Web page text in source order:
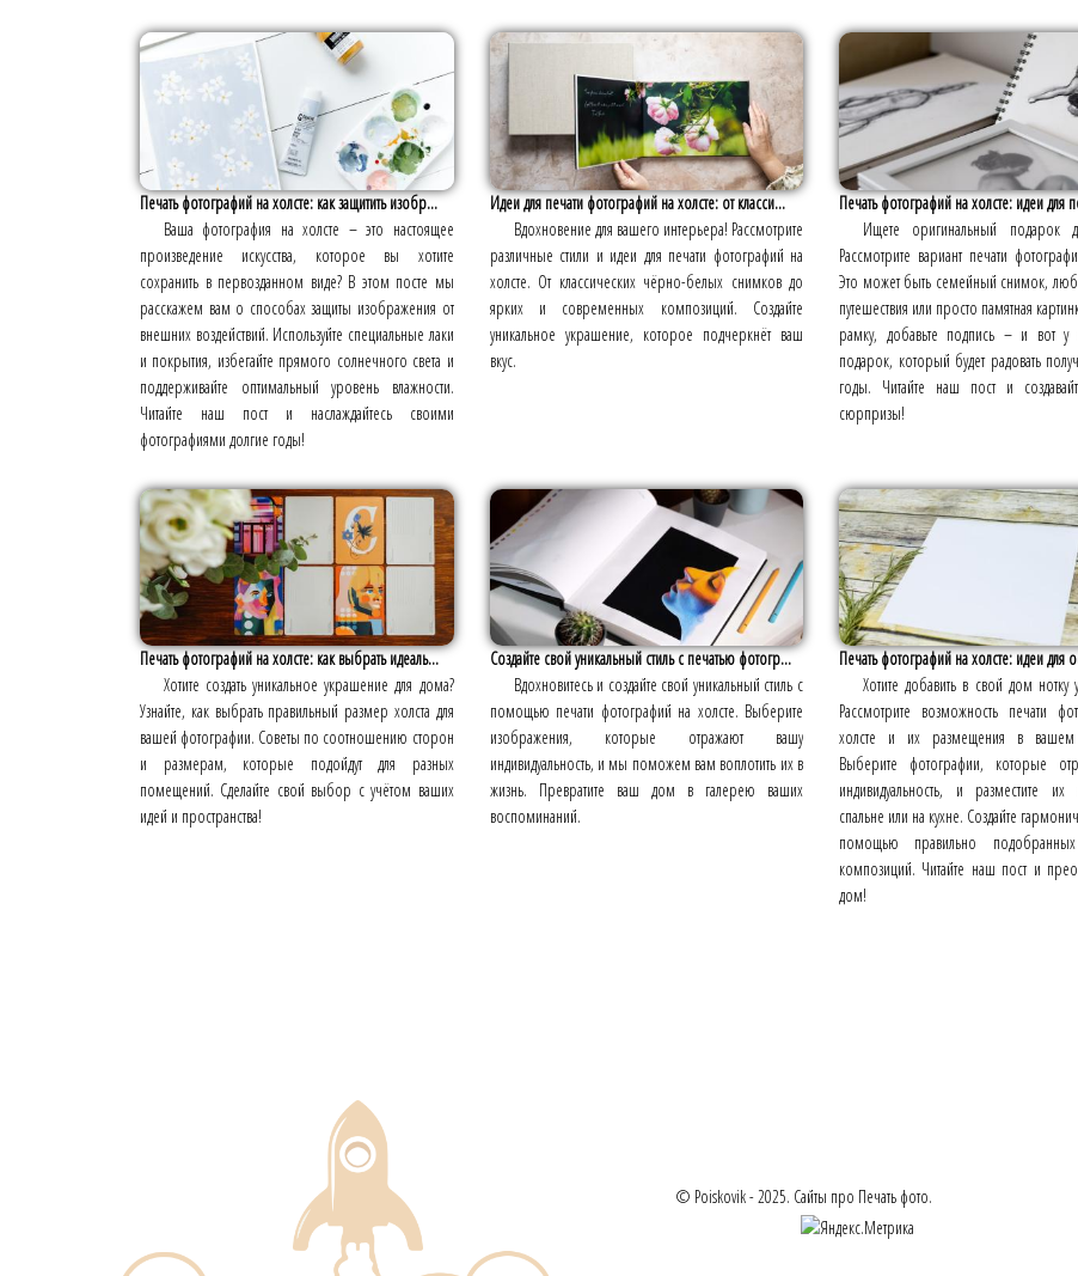
Печать фотографий на холсте: как защитить изобр...
Ваша фотография на холсте – это настоящее
произведение искусства, которое вы хотите
сохранить в первозданном виде? В этом посте мы
расскажем вам о способах защиты изображения от
внешних воздействий. Используйте специальные лаки
и покрытия, избегайте прямого солнечного света и
поддерживайте оптимальный уровень влажности.
Читайте наш пост и наслаждайтесь своими
фотографиями долгие годы!
Идеи для печати фотографий на холсте: от класси...
Вдохновение для вашего интерьера! Рассмотрите
различные стили и идеи для печати фотографий на
холсте. От классических чёрно-белых снимков до
ярких и современных композиций. Создайте
уникальное украшение, которое подчеркнёт ваш
вкус.
Печать фотографий на холсте: идеи для
Ищете оригинальный подарок
Рассмотрите вариант печати
Это может быть семейный снимок,
путешествия или просто памятная
рамку, добавьте подпись – и вот у
подарок, который будет радовать
годы. Читайте наш пост и
сюрпризы!
Печать фотографий на холсте: как выбрать идеаль...
Хотите создать уникальное украшение для дома?
Узнайте, как выбрать правильный размер холста для
вашей фотографии. Советы по соотношению сторон
и размерам, которые подойдут для разных
помещений. Сделайте свой выбор с учётом ваших
идей и пространства!
Создайте свой уникальный стиль с печатью фотогр...
Вдохновитесь и создайте свой уникальный стиль с
помощью печати фотографий на холсте. Выберите
изображения, которые отражают вашу
индивидуальность, и мы поможем вам воплотить их в
жизнь. Превратите ваш дом в галерею ваших
воспоминаний.
Печать фотографий на холсте: идеи
Хотите добавить в свой дом нотку
Рассмотрите возможность печати
холсте и их размещения в вашем
Выберите фотографии, которые
индивидуальность, и разместите
спальне или на кухне. Создайте
помощью правильно
композиций. Читайте наш пост и
дом!
© Poiskovik - 2025. Сайты про Печать фото.